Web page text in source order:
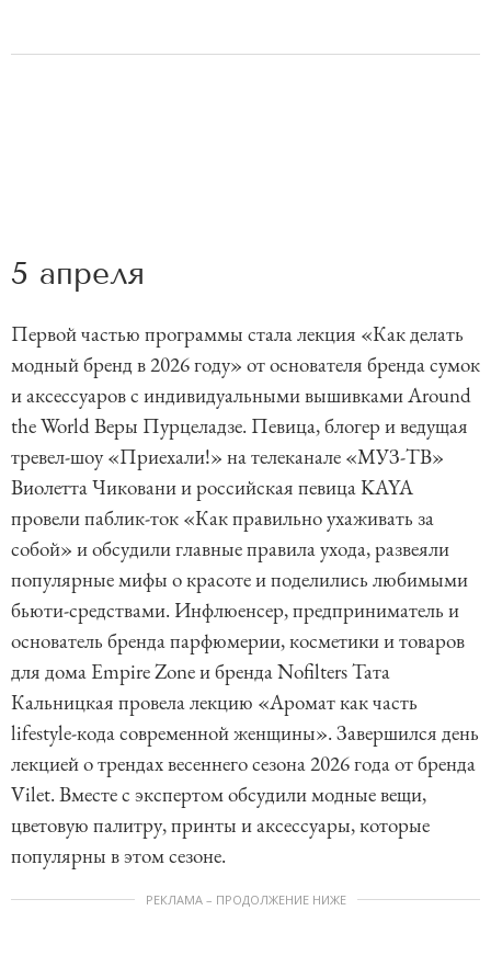
5 апреля
Первой частью программы стала лекция «Как делать
модный бренд в 2026 году» от основателя бренда сумок
и аксессуаров с индивидуальными вышивками Around
the World Веры Пурцеладзе. Певица, блогер и ведущая
тревел-шоу «Приехали!» на телеканале «МУЗ-ТВ»
Виолетта Чиковани и российская певица KAYA
провели паблик-ток «Как правильно ухаживать за
собой» и обсудили главные правила ухода, развеяли
популярные мифы о красоте и поделились любимыми
бьюти-средствами. Инфлюенсер, предприниматель и
основатель бренда парфюмерии, косметики и товаров
для дома Empire Zone и бренда Nofilters Тата
Кальницкая провела лекцию «Аромат как часть
lifestyle-кода современной женщины». Завершился день
лекцией о трендах весеннего сезона 2026 года от бренда
Vilet. Вместе с экспертом обсудили модные вещи,
цветовую палитру, принты и аксессуары, которые
популярны в этом сезоне.
РЕКЛАМА – ПРОДОЛЖЕНИЕ НИЖЕ